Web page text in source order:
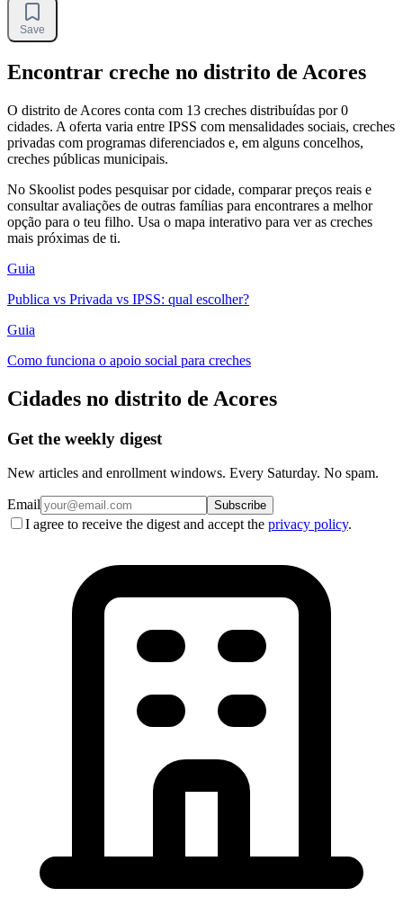
Save
Encontrar creche no distrito de Acores
O distrito de Acores conta com 13 creches distribuídas por 0
cidades. A oferta varia entre IPSS com mensalidades sociais, creches
privadas com programas diferenciados e, em alguns concelhos,
creches públicas municipais.
No Skoolist podes pesquisar por cidade, comparar preços reais e
consultar avaliações de outras famílias para encontrares a melhor
opção para o teu filho. Usa o mapa interativo para ver as creches
mais próximas de ti.
Guia
Publica vs Privada vs IPSS: qual escolher?
Guia
Como funciona o apoio social para creches
Cidades no distrito de Acores
Get the weekly digest
New articles and enrollment windows. Every Saturday. No spam.
Email Subscribe
I agree to receive the digest and accept the privacy policy.